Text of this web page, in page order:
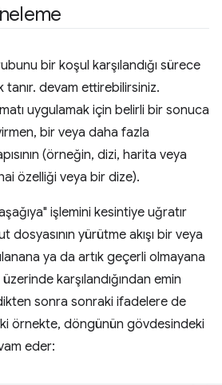
bir koşul karşılandığı sürece
tanır. devam ettirebilirsiniz.
uygulamak için belirli bir sonuca
bir veya daha fazla
(örneğin, dizi, harita veya
özelliği veya bir dize).
işlemini kesintiye uğratır
dosyasının yürütme akışı bir veya
ya da artık geçerli olmayana
karşılandığından emin
sonra sonraki ifadelere de
örnekte, döngünün gövdesindeki
eder: